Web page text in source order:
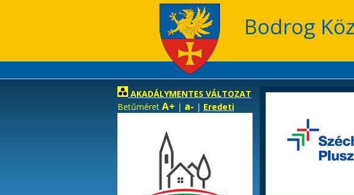
Bodrog
AKADÁLYMENTES VÁLTOZAT
Betűméret A+ | a- | Eredeti